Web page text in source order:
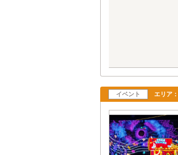
イベント エリア：